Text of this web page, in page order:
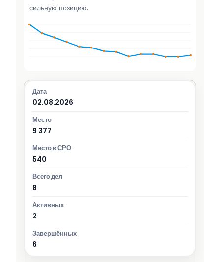
сильную позицию.
02.08.2026
9 377
540
8
2
6